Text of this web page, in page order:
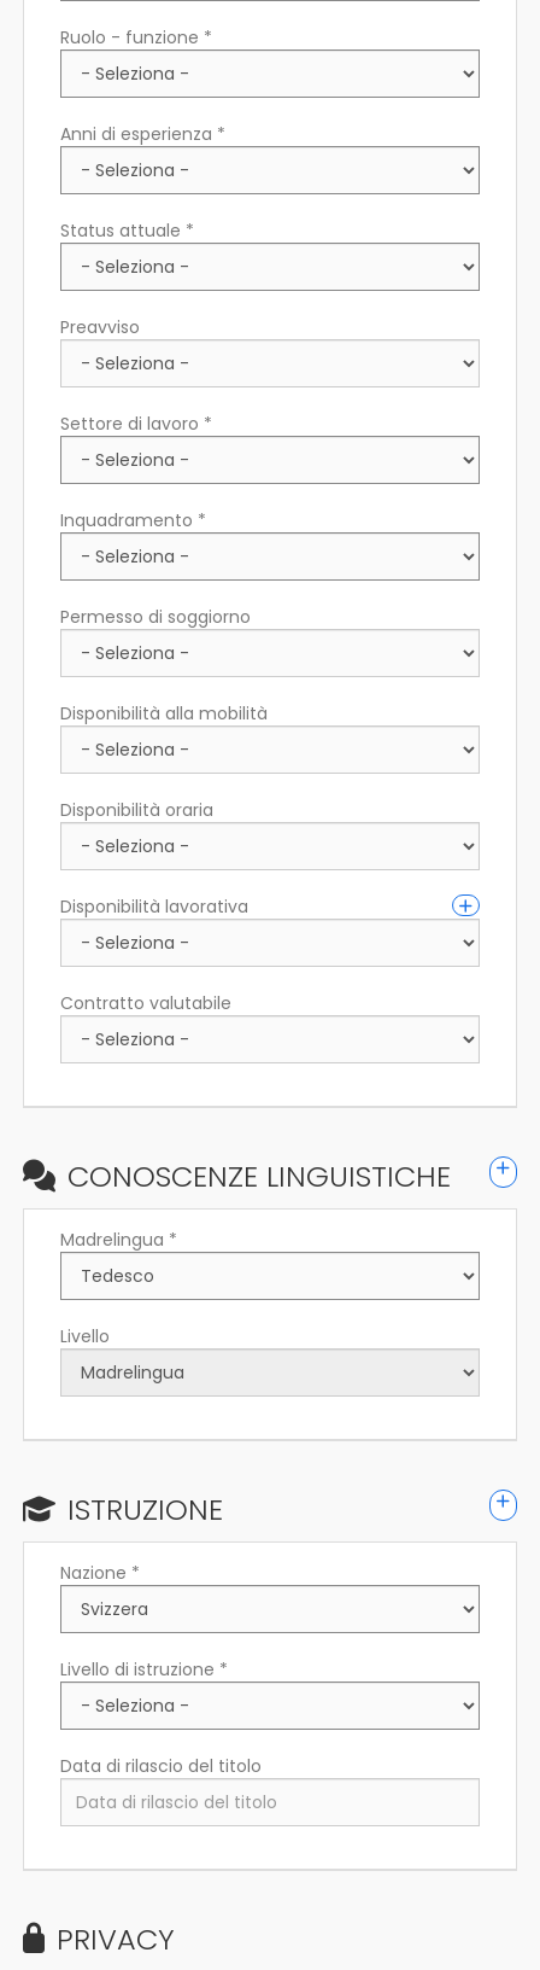
Ruolo - funzione *
Anni di esperienza *
Status attuale *
Preavviso
Settore di lavoro *
Inquadramento *
Permesso di soggiorno
Disponibilità alla mobilità
Disponibilità oraria
Disponibilità lavorativa
Contratto valutabile
CONOSCENZE LINGUISTICHE
Madrelingua *
Livello
ISTRUZIONE
Nazione *
Livello di istruzione *
Data di rilascio del titolo
PRIVACY